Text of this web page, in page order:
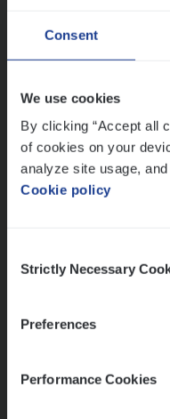
Consent
We use cookies
By clicking “Accept all
of cookies on your
analyze site usage,
Cookie policy
Selection
Strictly Necessary
Preferences
Performance Cookies
Pro­fit en Public
Insurance Operations
Antwerpen
versterken
Thalia zoekt graag